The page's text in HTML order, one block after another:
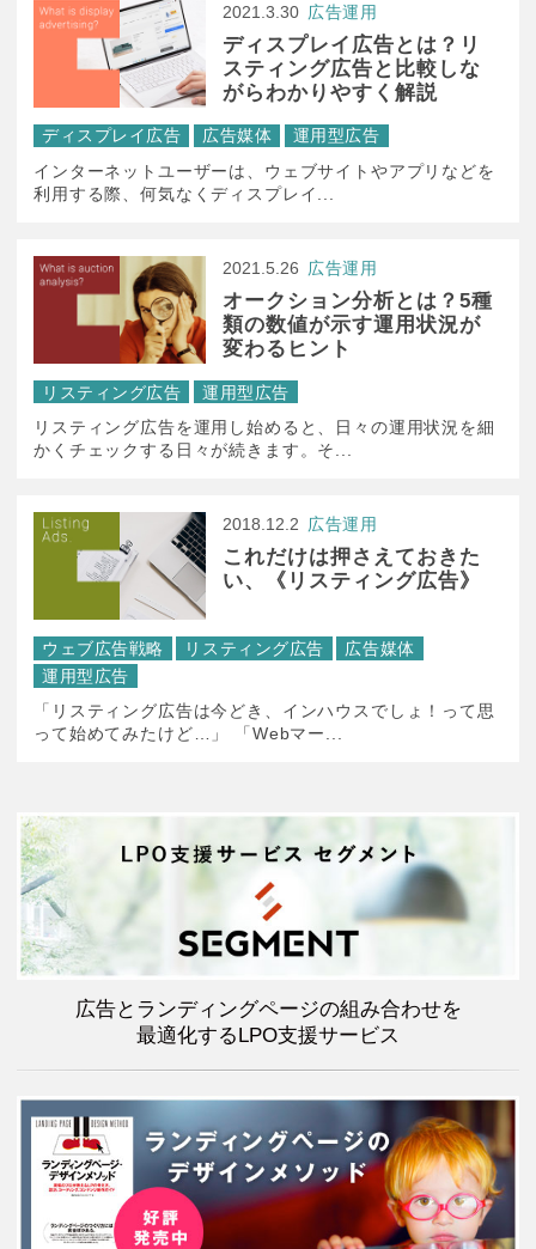
2021.3.30 広告運用
ディスプレイ広告とは？リ
スティング広告と比較しな
がらわかりやすく解説
ディスプレイ広告 広告媒体
運用型広告
インターネットユーザーは、ウェブサイトやアプリなどを
利用する際、何気なくディスプレイ...
2021.5.26 広告運用
オークション分析とは？5種
類の数値が示す運用状況が
変わるヒント
リスティング広告
運用型広告
リスティング広告を運用し始めると、日々の運用状況を細
かくチェックする日々が続きます。そ...
2018.12.2 広告運用
これだけは押さえておきた
い、《リスティング広告》
ウェブ広告戦略 リスティング広告
広告媒体
運用型広告
「リスティング広告は今どき、インハウスでしょ！って思
って始めてみたけど…」 「Webマー...
広告とランディングページの組み合わせを
最適化するLPO支援サービス